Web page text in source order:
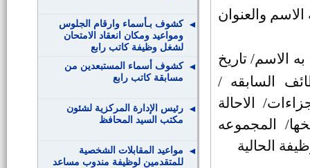
4×6 وموضحا به الاسم والعنوان
الاسم/ تاريخ
السابقه /
الاحالة
المجموعه
الحالية
كشوف بـأسماء وارقام الجلوس
ومواعيد ومكان انعقاد الامتحان
لشغل وظيفة كاتب رابع
كشوف أسماء المستبعدين من
مسابقة كاتب رابع
رئيس الإدارة المركزية لشئون
مكتب السيد المحافظ
مواعيد المقابلات الشخصية
للمتقدمين لوظيفة مندوب مساعد